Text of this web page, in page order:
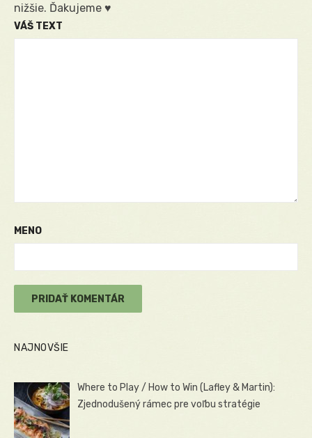
nižšie. Ďakujeme ♥
VÁŠ TEXT
MENO
NAJNOVŠIE
Where to Play / How to Win (Lafley & Martin):
Zjednodušený rámec pre voľbu stratégie